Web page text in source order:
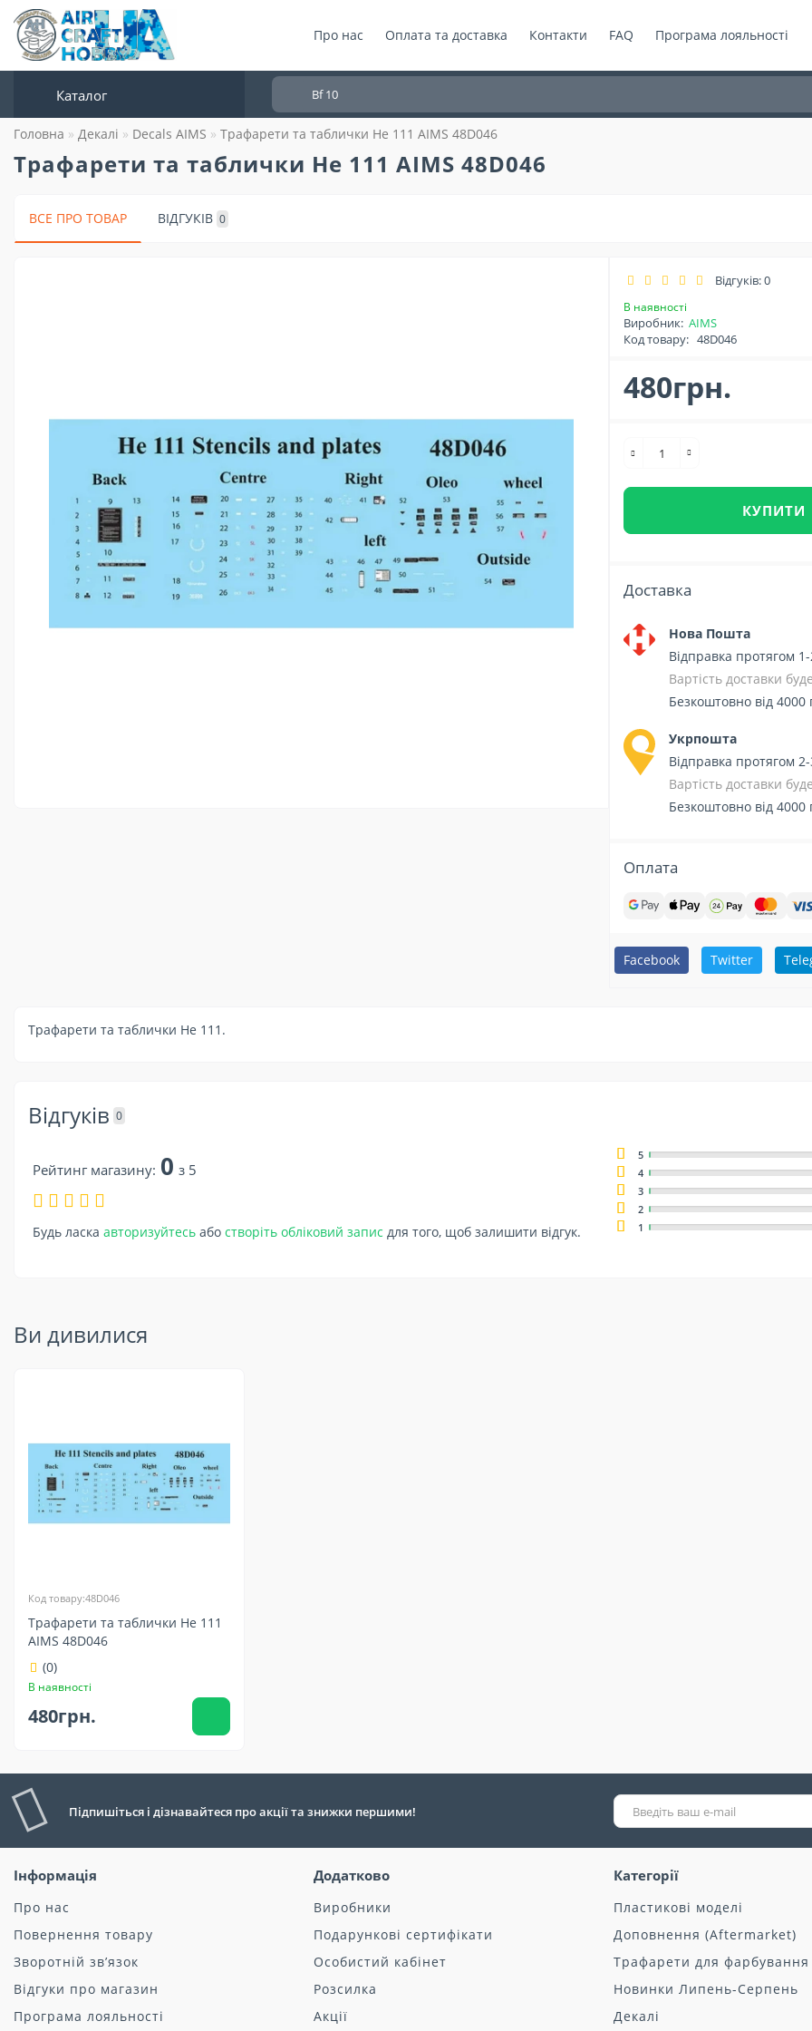
Про нас Оплата та доставка Контакти FAQ Програма лояльності
Каталог
Головна Декалі Decals AIMS Трафарети та таблички He 111 AIMS 48D046
Трафарети та таблички He 111 AIMS 48D046
ВСЕ ПРО ТОВАР ВІДГУКІВ 0
Відгуків: 0
В наявності
Виробник: AIMS
Код товару: 48D046
480грн.
КУПИТИ
Доставка
Нова Пошта
Відправка протягом 1-
Вартість доставки
Безкоштовно від
Укрпошта
Відправка протягом 2-
Вартість доставки
Безкоштовно від
Оплата
Facebook Twitter
Трафарети та таблички He 111.
Відгуків 0
Рейтинг магазину: 0 з 5
Будь ласка авторизуйтесь або створіть обліковий запис для того, щоб залишити відгук.
5
4
3
2
1
Ви дивилися
Код товару:48D046
Трафарети та таблички He 111
AIMS 48D046
(0)
В наявності
480грн.
Підпишіться і дізнавайтеся про акції та знижки першими!
Інформація
Про нас
Повернення товару
Зворотній зв’язок
Відгуки про магазин
Програма лояльності
Додатково
Виробники
Подарункові сертифікати
Особистий кабінет
Розсилка
Акції
Категорії
Пластикові моделі
Доповнення (Aftermarket)
Трафарети для фарбування
Новинки Липень-Серпень
Декалі